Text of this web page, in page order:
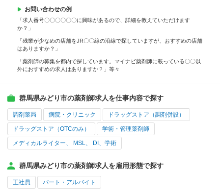
お問い合わせの例
「求人番号〇〇〇〇〇〇に興味があるので、詳細を教えていただけます
か？」
「残業が少なめの店舗をJR〇〇線の沿線で探していますが、おすすめの店舗
はありますか？」
「薬剤師の募集を都内で探しています。マイナビ薬剤師に載っている〇〇以
外におすすめの求人はありますか？」等々
群馬県みどり市の薬剤師求人を仕事内容で探す
調剤薬局 病院・クリニック ドラッグストア（調剤併設）
ドラッグストア（OTCのみ） 学術・管理薬剤師
メディカルライター、 MSL、 DI、学術
群馬県みどり市の薬剤師求人を雇用形態で探す
正社員 パート・アルバイト